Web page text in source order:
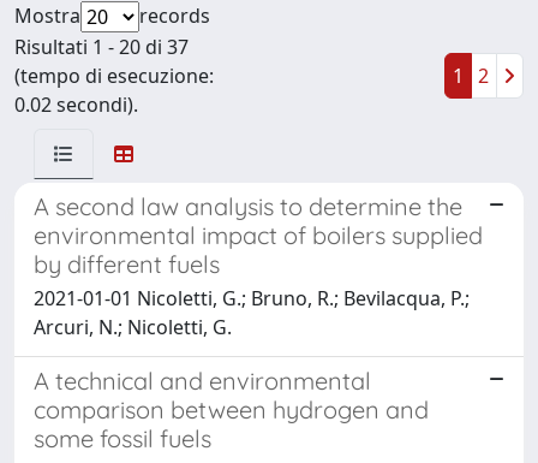
Mostra
records
Risultati 1 - 20 di 37
(tempo di esecuzione:
0.02 secondi).
1 2
A second law analysis to determine the
environmental impact of boilers supplied
by different fuels
2021-01-01 Nicoletti, G.; Bruno, R.; Bevilacqua, P.;
Arcuri, N.; Nicoletti, G.
A technical and environmental
comparison between hydrogen and
some fossil fuels